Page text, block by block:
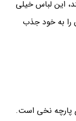
این لباس خیلی
را به خود جذب
پارچه نخی است.